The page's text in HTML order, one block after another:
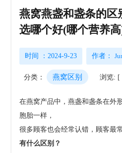
燕窝燕盏和盏条的区
选哪个好(哪个营养
时间 ：2024-9-23 作者：
分类： 燕窝区别 浏览: [
在燕窝产品中，燕盏和盏条在外
胞胎一样，
很多顾客也会经常认错， 顾客最
有什么区别？